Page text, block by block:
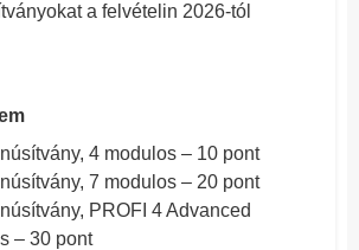
a felvételin 2026-tól
4 modulos – 10 pont
7 modulos – 20 pont
PROFI 4 Advanced
– 30 pont